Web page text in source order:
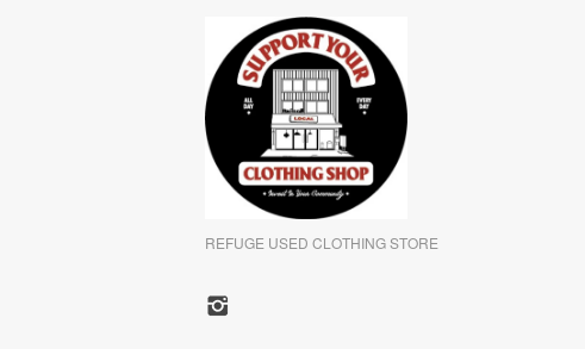
REFUGE USED CLOTHING STORE